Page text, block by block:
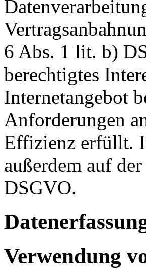
6 Abs. 1 lit. b)
berechtigtes
Internetangebot
Anforderungen
Effizienz erfüllt.
außerdem auf
DSGVO.
Verwendung